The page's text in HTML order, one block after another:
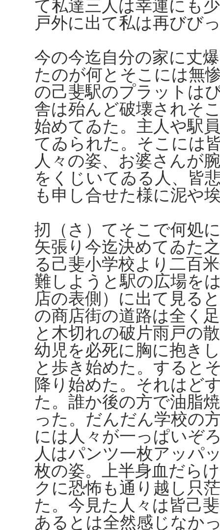
て私達三人は幸運にも
戸外に出て私は再びび
今の今迄自分の家に丈
たのが何とそこには無
の己斐駅のプラットは
舎は殆んど破壊されそ
始めてゐた。主人や駅
てゐられた。そこには
人々の姿、お婆さんが
をくじいてゐる人、皆
も申し合せた様に泥や
扨（さ）てそこで何処
矢張り今迄決めてゐた
る己斐小学校より二百
難しようと駅の広場を
店の表側）に出て見る
の商店街の道路は全く
と木切れの破片雨戸の
幼児を必死に胸に抱き
と歩き始めた。すると
降り始めた。それはど
た。誰か後の方で油脂
った。だんだん学校の
には人々が一っぱいぞ
人はパンツ一枚アッパ
枚の姿。上半身血だら
クに恐怖も通り越し只
た。今見た人々は皆己
あるとは全然感じなか